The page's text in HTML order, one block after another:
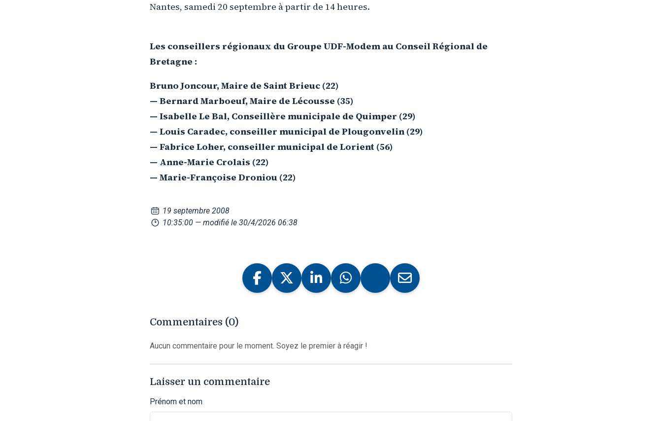
Nantes, samedi 20 septembre à partir de 14 heures.
Les conseillers régionaux du Groupe UDF-Modem au Conseil Régional de
Bretagne :
Bruno Joncour, Maire de Saint Brieuc (22)
— Bernard Marboeuf, Maire de Lécousse (35)
— Isabelle Le Bal, Conseillère municipale de Quimper (29)
— Louis Caradec, conseiller municipal de Plougonvelin (29)
— Fabrice Loher, conseiller municipal de Lorient (56)
— Anne-Marie Crolais (22)
— Marie-Françoise Droniou (22)
19 septembre 2008
10:35:00 — modifié le 30/4/2026 06:38
Commentaires (0)
Aucun commentaire pour le moment. Soyez le premier à réagir !
Laisser un commentaire
Prénom et nom